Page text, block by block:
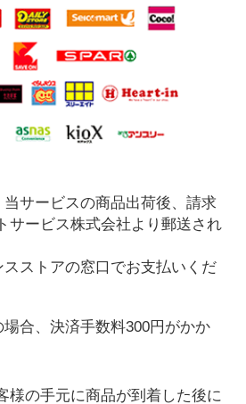
サービスの商品出荷後、請求
サービス株式会社より郵送され
ストアの窓口でお支払いくだ
合、決済手数料300円がかか
様の手元に商品が到着した後に